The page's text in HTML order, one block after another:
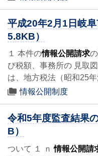
平成20年2月1日岐
5.8KB）
１ 本件の情報公開請求
び税額、事務所の 見取
は、地方税法（昭和25
情報公開制度
令和5年度監査結果
B）
ついて １ ｎ情報公開請